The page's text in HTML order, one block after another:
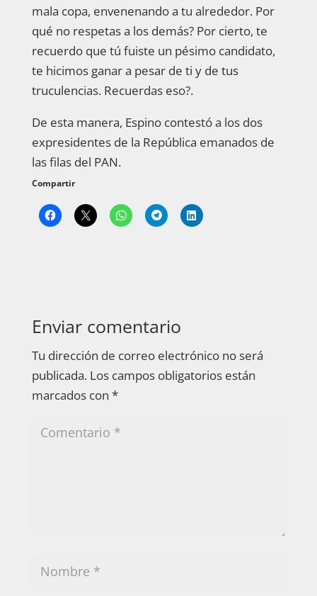
mala copa, envenenando a tu alrededor. Por
qué no respetas a los demás? Por cierto, te
recuerdo que tú fuiste un pésimo candidato,
te hicimos ganar a pesar de ti y de tus
truculencias. Recuerdas eso?.
De esta manera, Espino contestó a los dos
expresidentes de la República emanados de
las filas del PAN.
Compartir
Enviar comentario
Tu dirección de correo electrónico no será
publicada. Los campos obligatorios están
marcados con *